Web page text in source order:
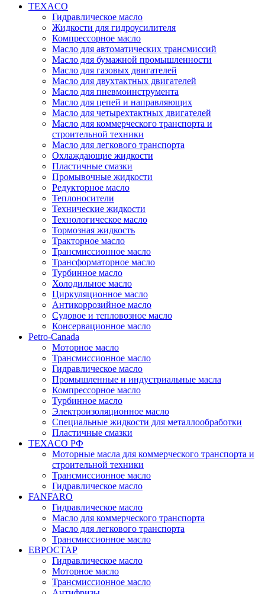
TEXACO
Гидравлическое масло
Жидкости для гидроусилителя
Компрессорное масло
Масло для автоматических трансмиссий
Масло для бумажной промышленности
Масло для газовых двигателей
Масло для двухтактных двигателей
Масло для пневмоинструмента
Масло для цепей и направляющих
Масло для четырехтактных двигателей
Масло для коммерческого транспорта и
строительной техники
Масло для легкового транспорта
Охлаждающие жидкости
Пластичные смазки
Промывочные жидкости
Редукторное масло
Теплоносители
Технические жидкости
Технологическое масло
Тормозная жидкость
Тракторное масло
Трансмиссионное масло
Трансформаторное масло
Турбинное масло
Холодильное масло
Циркуляционное масло
Антикоррозийное масло
Судовое и тепловозное масло
Консервационное масло
Petro-Canada
Моторное масло
Трансмиссионное масло
Гидравлическое масло
Промышленные и индустриальные масла
Компрессорное масло
Турбинное масло
Электроизоляционное масло
Специальные жидкости для металлообработки
Пластичные смазки
TEXACO РФ
Моторные масла для коммерческого транспорта и
строительной техники
Трансмиссионное масло
Гидравлическое масло
FANFARO
Гидравлическое масло
Масло для коммерческого транспорта
Масло для легкового транспорта
Трансмиссионное масло
ЕВРОСТАР
Гидравлическое масло
Моторное масло
Трансмиссионное масло